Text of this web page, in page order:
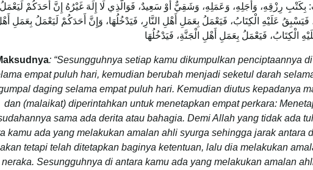
بِكَتْبِ رِزْقِهِ، وَأَجَلِهِ، وَعَمَلِهِ، وَشَقِيٌّ أَوْ سَعِيدٌ، فَوَالَّذِي لَا إِلَهَ غَيْرُهُ إِنَّ أَحَدَكُمْ
فَيَسْبِقُ عَلَيْهِ الْكِتَابُ، فَيَعْمَلُ بِعَمَلِ أَهْلِ النَّارِ، فَيَدْخُلُهَا، وَإِنَّ أَحَدَكُمْ لَيَعْمَلُ بِعَمَلِ أَهْلِ
الْكِتَابُ، فَيَعْمَلُ بِعَمَلِ أَهْلِ الْجَنَّةِ، فَيَدْخُلُهَا
: “Sesungguhnya setiap kamu dikumpulkan penciptaannya
empat puluh hari, kemudian berubah menjadi seketul darah
daging selama empat puluh hari. Kemudian diutus kepadanya
dan (malaikat) diperintahkan untuk menetapkan empat perkara:
sama ada derita atau bahagia. Demi Allah yang tidak ada
kamu ada yang melakukan amalan ahli syurga sehingga jarak antara
akan tetapi telah ditetapkan baginya ketentuan, lalu dia melakukan
Sesungguhnya di antara kamu ada yang melakukan amalan